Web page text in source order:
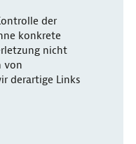
der
konkrete
nicht
von
derartige Links